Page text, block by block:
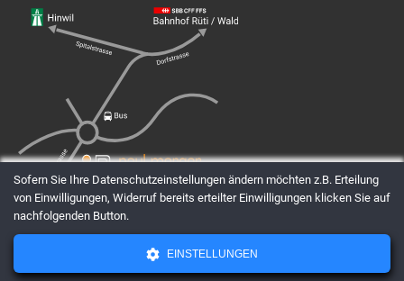
AGBsDatenschutzImpressum
Sofern Sie Ihre Datenschutzeinstellungen ändern möchten z.B. Erteilung
von Einwilligungen, Widerruf bereits erteilter Einwilligungen klicken Sie auf
nachfolgenden Button.
EINSTELLUNGEN